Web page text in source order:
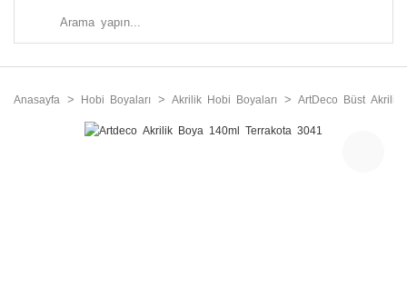
Anasayfa Hobi Boyaları Akrilik Hobi Boyaları ArtDeco Büst Akrilik